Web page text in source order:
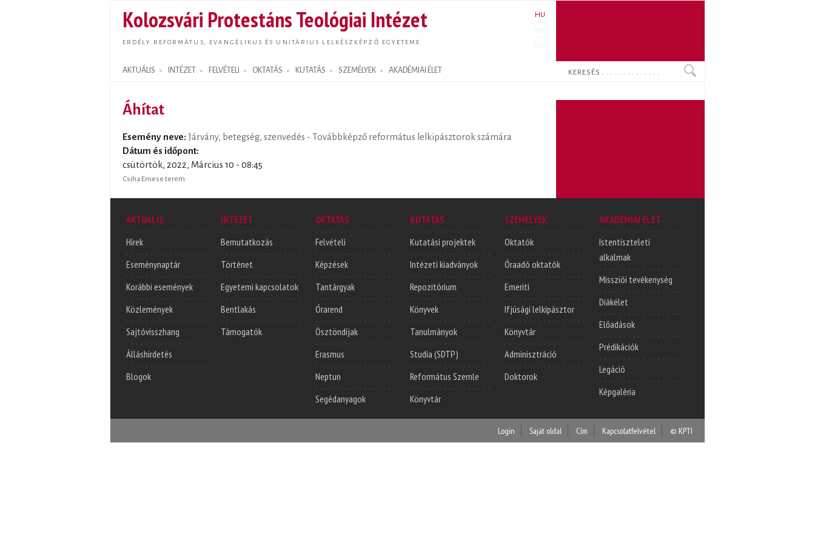
tartalomra
Kolozsvári Protestáns Teológiai Intézet
ERDÉLY REFORMÁTUS, EVANGÉLIKUS ÉS UNITÁRIUS LELKÉSZKÉPZŐ EGYETEME
HU
AKTUÁLIS INTÉZET FELVÉTELI OKTATÁS KUTATÁS SZEMÉLYEK AKADÉMIAI ÉLET
Search form
Keresés
Áhítat
Esemény neve: Járvány, betegség, szenvedés - Továbbképző református lelkipásztorok számára
Dátum és időpont:
csütörtök, 2022, Március 10 - 08:45
Csiha Emese terem
AKTUÁLIS
Hírek
Eseménynaptár
Korábbi események
Közlemények
Sajtóvisszhang
Álláshirdetés
Blogok
INTÉZET
Bemutatkozás
Történet
Egyetemi kapcsolatok
Bentlakás
Támogatók
OKTATÁS
Felvételi
Képzések
Tantárgyak
Órarend
Ösztöndíjak
Erasmus
Neptun
Segédanyagok
KUTATÁS
Kutatási projektek
Intézeti kiadványok
Repozitórium
Könyvek
Tanulmányok
Studia (SDTP)
Református Szemle
Könyvtár
SZEMÉLYEK
Oktatók
Óraadó oktatók
Emeriti
Ifjúsági lelkipásztor
Könyvtár
Adminisztráció
Doktorok
AKADÉMIAI ÉLET
Istentiszteleti
alkalmak
Missziói tevékenység
Diákélet
Előadások
Prédikációk
Legáció
Képgaléria
Login Saját oldal Cím Kapcsolatfelvétel © KPTI